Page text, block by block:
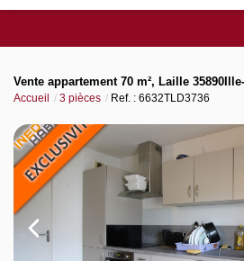
Louer
Gerer
Vente appartement 70 m², Laille
Accueil 3 pièces Ref. : 6632TLD3736